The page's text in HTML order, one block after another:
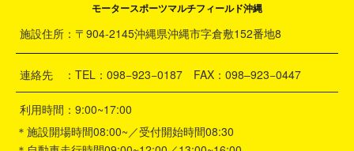
モータースポーツマルチフィールド沖縄
施設住所：〒904-2145沖縄県沖縄市字倉敷152番地8
連絡先 ：TEL：098−923−0187 FAX：098–923−0447
利用時間：9:00~17:00
＊施設開場時間08:00~／受付開始時間08:30